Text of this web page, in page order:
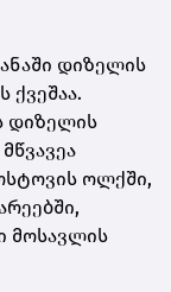
დიზელის
ქვეშაა.
დიზელის
ოლქში,
მოსავლის